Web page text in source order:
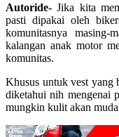
Autoride- Jika kita
pasti dipakai oleh
komunitasnya
kalangan anak motor
komunitas.
Khusus untuk vest yang
diketahui nih mengenai
mungkin kulit akan